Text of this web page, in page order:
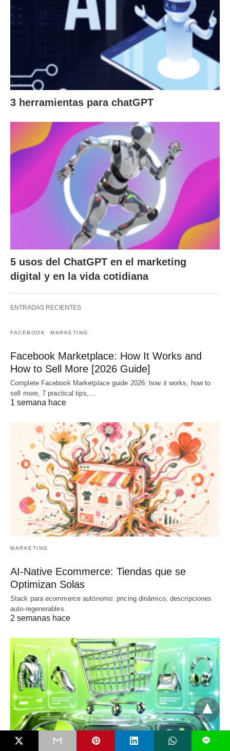
3 herramientas para chatGPT
5 usos del ChatGPT en el marketing
digital y en la vida cotidiana
ENTRADAS RECIENTES
FACEBOOK MARKETING
Facebook Marketplace: How It Works and
How to Sell More [2026 Guide]
Complete Facebook Marketplace guide 2026: how it works, how to
sell more, 7 practical tips,…
1 semana hace
MARKETING
AI-Native Ecommerce: Tiendas que se
Optimizan Solas
Stack para ecommerce autónomo: pricing dinámico, descripciones
auto-regenerables.
2 semanas hace